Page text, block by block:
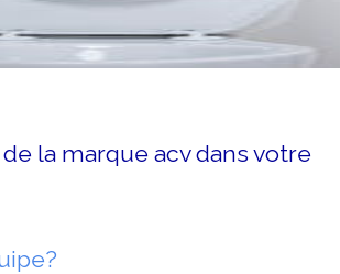
la marque acv dans votre